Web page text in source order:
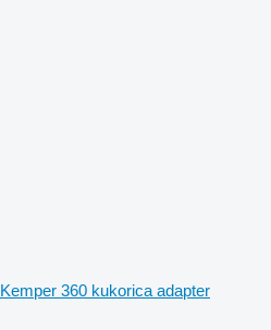
Kemper 360 kukorica adapter